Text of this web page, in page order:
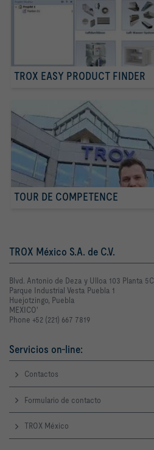
TROX EASY PRODUCT FINDER
TOUR DE COMPETENCE
TROX México S.A. de C.V.
Blvd. Antonio de Deza y Ulloa 103 Planta 5C
Parque Industrial Vesta Puebla 1
Huejotzingo, Puebla
MEXICO'
Phone +52 (221) 667 7819
Servicios on-line:
Contactos
Formulario de contacto
TROX México